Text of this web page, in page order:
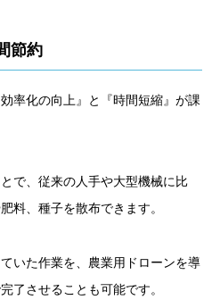
節約
率化の向上』と『時間短縮』が課
で、従来の人手や大型機械に比
料、種子を散布できます。
いた作業を、農業用ドローンを導
了させることも可能です。